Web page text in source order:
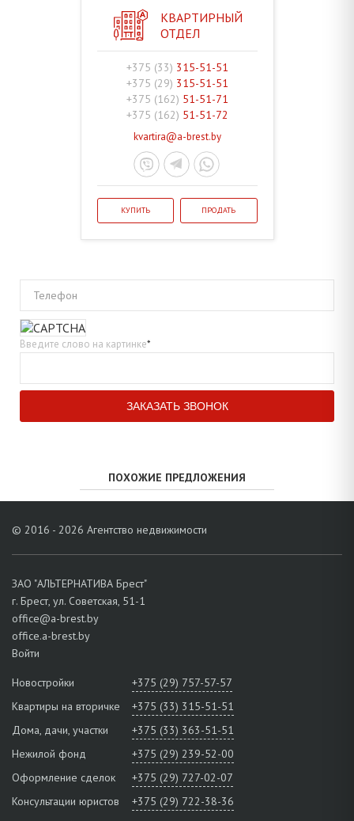
КВАРТИРНЫЙ
ОТДЕЛ
+375 (33) 315-51-51
+375 (29) 315-51-51
+375 (162) 51-51-71
+375 (162) 51-51-72
kvartira@a-brest.by
КУПИТЬ ПРОДАТЬ
Телефон
Введите слово на картинке*
ПОХОЖИЕ ПРЕДЛОЖЕНИЯ
© 2016 - 2026 Агентство недвижимости
ЗАО "АЛЬТЕРНАТИВА Брест"
г. Брест, ул. Советская, 51-1
office@a-brest.by
office.a-brest.by
Войти
Новостройки
+375 (29) 757-57-57
Квартиры на вторичке
+375 (33) 315-51-51
Дома, дачи, участки
+375 (33) 363-51-51
Нежилой фонд
+375 (29) 239-52-00
Оформление сделок
+375 (29) 727-02-07
Консультации юристов
+375 (29) 722-38-36